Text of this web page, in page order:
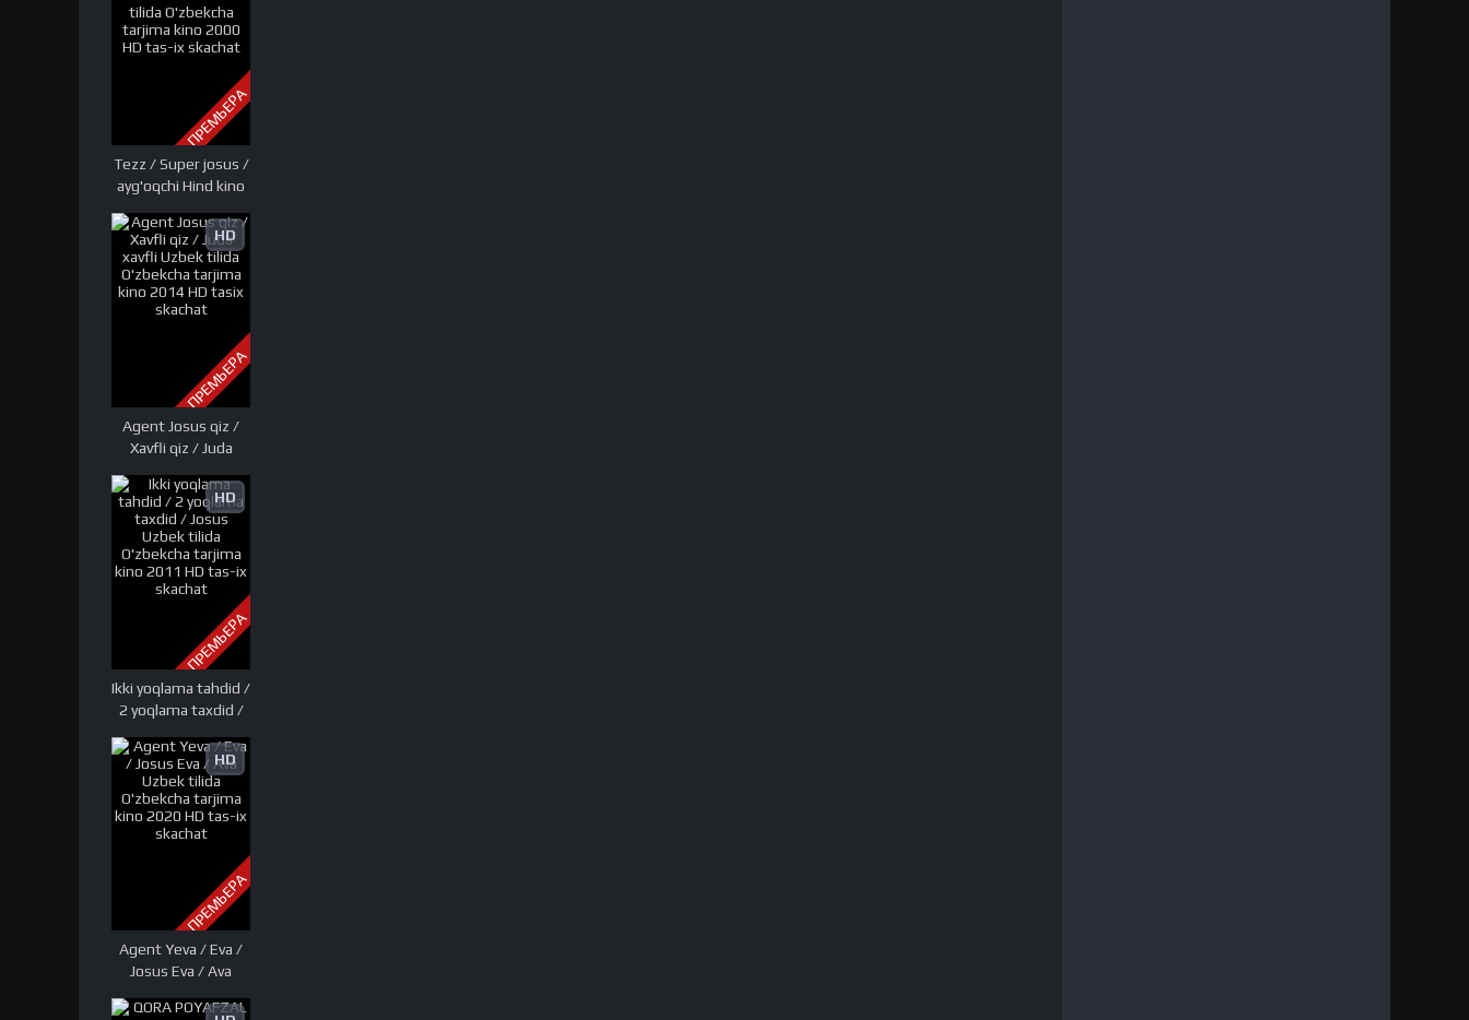
HD tas-ix skachat
ПРЕМЬЕРА
Tezz / Super josus /
ayg'oqchi Hind kino
O'zbekcha tarjima
kino 2000 HD tas-ix
skachat
HD
ПРЕМЬЕРА
Agent Josus qiz /
Xavfli qiz / Juda
O'zbekcha tarjima
kino 2014 HD tasix
skachat
HD
ПРЕМЬЕРА
Ikki yoqlama tahdid /
2 yoqlama taxdid /
O'zbekcha tarjima
kino 2011 HD tas-ix
skachat
HD
ПРЕМЬЕРА
Agent Yeva / Eva /
Josus Eva / Ava
O'zbekcha tarjima